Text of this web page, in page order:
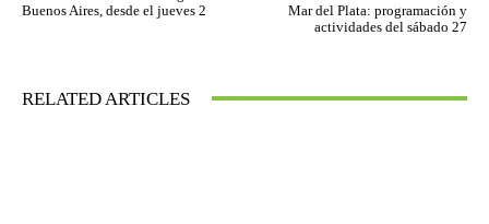
Buenos Aires, desde el jueves 2
Mar del Plata: programación y
actividades del sábado 27
RELATED ARTICLES